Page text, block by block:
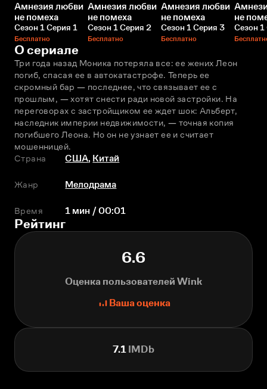
Амнезия любви
не помеха
Сезон 1 Серия 1
Бесплатно
Амнезия любви
не помеха
Сезон 1 Серия 2
Бесплатно
Амнезия любви
не помеха
Сезон 1 Серия 3
Бесплатно
не
Сезон
О сериале
Три года назад Моника потеряла все: ее жених Леон
погиб, спасая ее в автокатастрофе. Теперь ее
скромный бар — последнее, что связывает ее с
прошлым, — хотят снести ради новой застройки. На
переговорах с застройщиком ее ждет шок: Альберт,
наследник империи недвижимости, — точная копия
погибшего Леона. Но он не узнает ее и считает
мошенницей.
Страна
США, Китай
Жанр Мелодрама
Время 1 мин / 00:01
Рейтинг
6.6
Оценка пользователей Wink
Ваша оценка
7.1 IMDb